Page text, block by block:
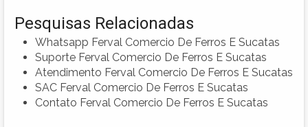
Pesquisas Relacionadas
Whatsapp Ferval Comercio De Ferros E Sucatas
Suporte Ferval Comercio De Ferros E Sucatas
Atendimento Ferval Comercio De Ferros E Sucatas
SAC Ferval Comercio De Ferros E Sucatas
Contato Ferval Comercio De Ferros E Sucatas